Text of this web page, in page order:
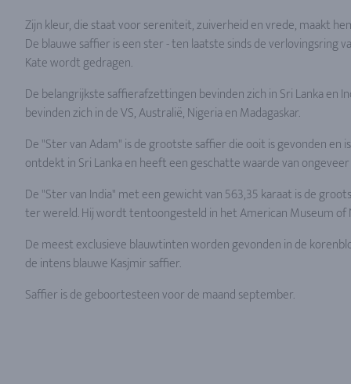
Zijn kleur, die staat voor sereniteit, zuiverheid en vrede, maakt
De blauwe saffier is een ster - ten laatste sinds de verlovingsring
Kate wordt gedragen.
De belangrijkste saffierafzettingen bevinden zich in Sri Lanka en
bevinden zich in de VS, Australië, Nigeria en Madagaskar.
De "Ster van Adam" is de grootste saffier die ooit is gevonden en
ontdekt in Sri Lanka en heeft een geschatte waarde van
De "Ster van India" met een gewicht van 563,35 karaat is de
ter wereld. Hij wordt tentoongesteld in het American Museum of
De meest exclusieve blauwtinten worden gevonden in de
de intens blauwe Kasjmir saffier.
Saffier is de geboortesteen voor de maand september.